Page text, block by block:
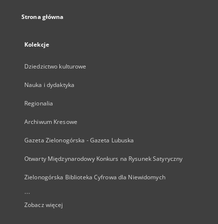
Strona główna
Kolekcje
Dziedzictwo kulturowe
Nauka i dydaktyka
Regionalia
Archiwum Kresowe
Gazeta Zielonogórska - Gazeta Lubuska
Otwarty Międzynarodowy Konkurs na Rysunek Satyryczny
Zielonogórska Biblioteka Cyfrowa dla Niewidomych
...
Zobacz więcej